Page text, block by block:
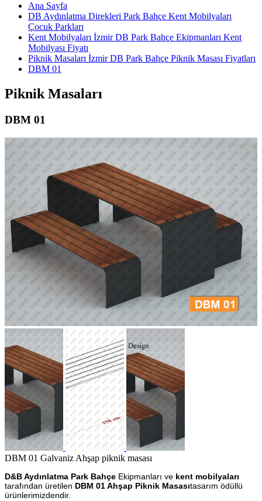
Ana Sayfa
DB Aydınlatma Direkleri Park Bahçe Kent Mobilyaları
Çocuk Parkları
Kent Mobilyaları İzmir DB Park Bahçe Ekipmanları Kent
Mobilyası Fiyatı
Piknik Masaları İzmir DB Park Bahçe Piknik Masası Fiyatları
DBM 01
Piknik Masaları
DBM 01
DBM 01 Galvaniz Ahşap piknik masası
D&B Aydınlatma Park Bahçe Ekipmanları ve kent mobilyaları
tarafından üretilen DBM 01 Ahşap Piknik Masasıtasarım ödüllü
ürünlerimizdendir.